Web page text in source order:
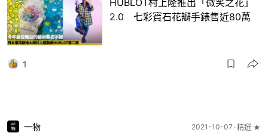
2.0 七彩寶石花瓣手錶售近80萬
1
一物 2021-10-07 精選 ★